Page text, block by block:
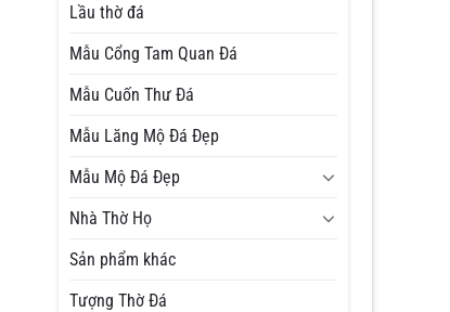
Lầu thờ đá
Mẫu Cổng Tam Quan Đá
Mẫu Cuốn Thư Đá
Mẫu Lăng Mộ Đá Đẹp
Mẫu Mộ Đá Đẹp
Nhà Thờ Họ
Sản phẩm khác
Tượng Thờ Đá